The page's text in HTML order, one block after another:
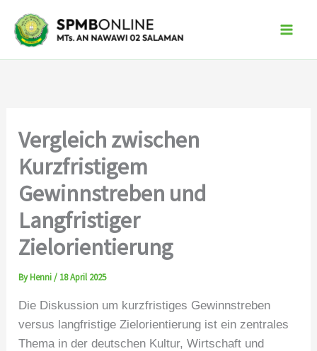
content
Vergleich zwischen
Kurzfristigem
Gewinnstreben und
Langfristiger
Zielorientierung
ByHenni/ 18 April 2025
Die Diskussion um kurzfristiges Gewinnstreben
versus langfristige Zielorientierung ist ein zentrales
Thema in der deutschen Kultur, Wirtschaft und